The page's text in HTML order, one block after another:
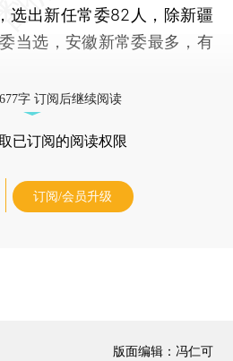
选出新任常委82人，除新疆
当选，安徽新常委最多，有
字 订阅后继续阅读
已订阅的阅读权限
订阅/会员升级
版面编辑：冯仁可